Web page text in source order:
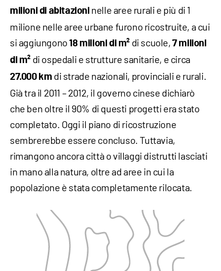
milioni di abitazioni nelle aree rurali e più di 1
milione nelle aree urbane furono ricostruite, a cui
si aggiungono18 milioni di m² di scuole,7 milioni
di m² di ospedali e strutture sanitarie, e circa
27.000 km di strade nazionali, provinciali e rurali.
Già tra il 2011 – 2012, il governo cinese dichiarò
che ben oltre il 90% di questi progetti era stato
completato. Oggi il piano di ricostruzione
sembrerebbe essere concluso. Tuttavia,
rimangono ancora città o villaggi distrutti lasciati
in mano alla natura, oltre ad aree in cui la
popolazione è stata completamente rilocata.